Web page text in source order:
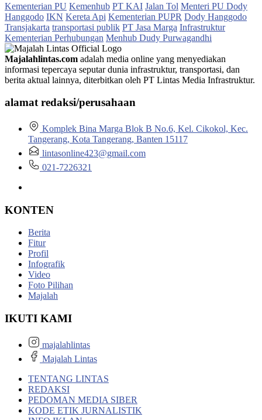
Kementerian PU Kemenhub PT KAI Jalan Tol Menteri PU Dody
Hanggodo IKN Kereta Api Kementerian PUPR Dody Hanggodo
Transjakarta transportasi publik PT Jasa Marga Infrastruktur
Kementerian Perhubungan Menhub Dudy Purwagandhi
Majalahlintas.com adalah media online yang menyediakan
informasi tepercaya seputar dunia infrastruktur, transportasi, dan
berita aktual lainnya, diterbitkan oleh PT Lintas Media Infrastruktur.
alamat redaksi/perusahaan
Komplek Bina Marga Blok B No.6, Kel. Cikokol, Kec.
Tangerang, Kota Tangerang, Banten 15117
lintasonline423@gmail.com
021-7226321
KONTEN
Berita
Fitur
Profil
Infografik
Video
Foto Pilihan
Majalah
IKUTI KAMI
majalahlintas
Majalah Lintas
TENTANG LINTAS
REDAKSI
PEDOMAN MEDIA SIBER
KODE ETIK JURNALISTIK